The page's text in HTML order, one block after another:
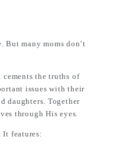
But many moms don’t
the truths of
issues with their
daughters. Together
through His eyes.
It features: